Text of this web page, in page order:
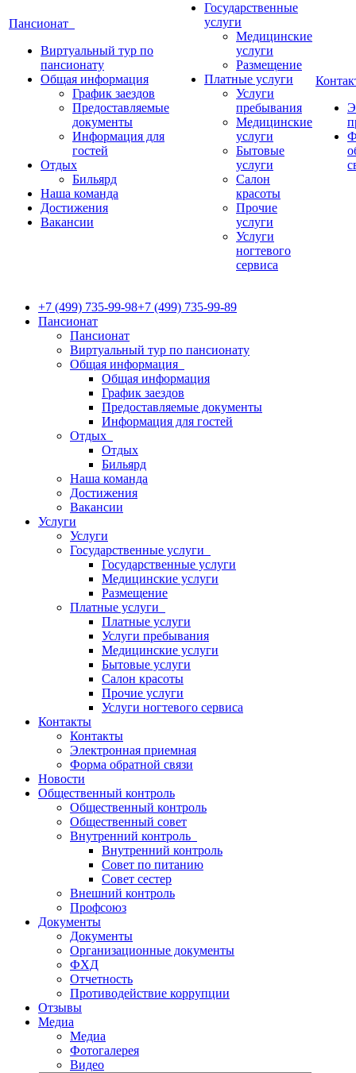
Пансионат
Виртуальный тур по
пансионату
Общая информация
График заездов
Предоставляемые
документы
Информация для
гостей
Отдых
Бильярд
Наша команда
Достижения
Вакансии
Государственные
услуги
Медицинские
услуги
Размещение
Платные услуги
Услуги
пребывания
Медицинские
услуги
Бытовые
услуги
Салон
красоты
Прочие
услуги
Услуги
ногтевого
сервиса
+7 (499) 735-99-98+7 (499) 735-99-89
Пансионат
Пансионат
Виртуальный тур по пансионату
Общая информация
Общая информация
График заездов
Предоставляемые документы
Информация для гостей
Отдых
Отдых
Бильярд
Наша команда
Достижения
Вакансии
Услуги
Услуги
Государственные услуги
Государственные услуги
Медицинские услуги
Размещение
Платные услуги
Платные услуги
Услуги пребывания
Медицинские услуги
Бытовые услуги
Салон красоты
Прочие услуги
Услуги ногтевого сервиса
Контакты
Контакты
Электронная приемная
Форма обратной связи
Новости
Общественный контроль
Общественный контроль
Общественный совет
Внутренний контроль
Внутренний контроль
Совет по питанию
Совет сестер
Внешний контроль
Профсоюз
Документы
Документы
Организационные документы
ФХД
Отчетность
Противодействие коррупции
Отзывы
Медиа
Медиа
Фотогалерея
Видео